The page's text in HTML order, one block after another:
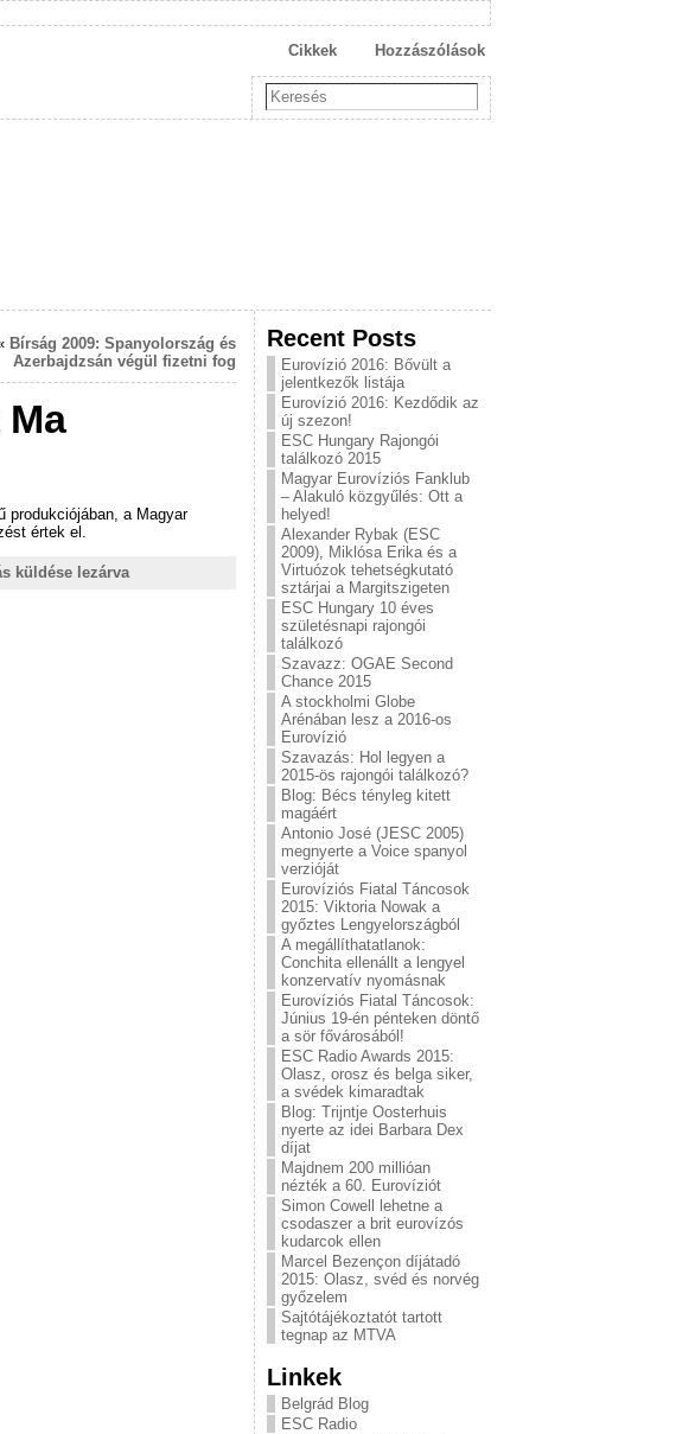
Hozzászólások
Cikkek
Bírság 2009: Spanyolország és
Azerbajdzsán végül fizetni fog
produkciójában, a Magyar
értek el.
küldése lezárva
Recent Posts
Eurovízió 2016: Bővült a
jelentkezők listája
Eurovízió 2016: Kezdődik az
új szezon!
ESC Hungary Rajongói
találkozó 2015
Magyar Eurovíziós Fanklub
– Alakuló közgyűlés: Ott a
helyed!
Alexander Rybak (ESC
2009), Miklósa Erika és a
Virtuózok tehetségkutató
sztárjai a Margitszigeten
ESC Hungary 10 éves
születésnapi rajongói
találkozó
Szavazz: OGAE Second
Chance 2015
A stockholmi Globe
Arénában lesz a 2016-os
Eurovízió
Szavazás: Hol legyen a
2015-ös rajongói találkozó?
Blog: Bécs tényleg kitett
magáért
Antonio José (JESC 2005)
megnyerte a Voice spanyol
verzióját
Eurovíziós Fiatal Táncosok
2015: Viktoria Nowak a
győztes Lengyelországból
A megállíthatatlanok:
Conchita ellenállt a lengyel
konzervatív nyomásnak
Eurovíziós Fiatal Táncosok:
Június 19-én pénteken döntő
a sör fővárosából!
ESC Radio Awards 2015:
Olasz, orosz és belga siker,
a svédek kimaradtak
Blog: Trijntje Oosterhuis
nyerte az idei Barbara Dex
díjat
Majdnem 200 millióan
nézték a 60. Eurovíziót
Simon Cowell lehetne a
csodaszer a brit eurovízós
kudarcok ellen
Marcel Bezençon díjátadó
2015: Olasz, svéd és norvég
győzelem
Sajtótájékoztatót tartott
tegnap az MTVA
Linkek
Belgrád Blog
ESC Radio